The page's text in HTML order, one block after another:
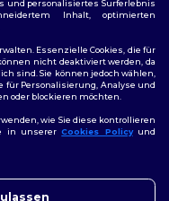
|Site Map
und personalisiertes Surferlebnis
Inhalt, optimierten
Essenzielle Cookies, die für
nicht deaktiviert werden, da
sind. Sie können jedoch wählen,
für Personalisierung, Analyse und
oder blockieren möchten.
wie Sie diese kontrollieren
in unsererCookies Policyund